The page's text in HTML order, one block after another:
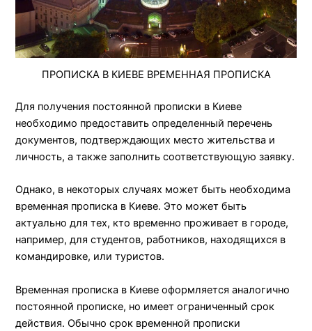
ПРОПИСКА В КИЕВЕ ВРЕМЕННАЯ ПРОПИСКА
Для получения постоянной прописки в Киеве
необходимо предоставить определенный перечень
документов, подтверждающих место жительства и
личность, а также заполнить соответствующую заявку.
Однако, в некоторых случаях может быть необходима
временная прописка в Киеве. Это может быть
актуально для тех, кто временно проживает в городе,
например, для студентов, работников, находящихся в
командировке, или туристов.
Временная прописка в Киеве оформляется аналогично
постоянной прописке, но имеет ограниченный срок
действия. Обычно срок временной прописки